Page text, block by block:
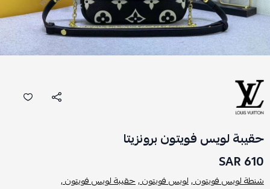
حقيبة لويس فويتون برونزيتا
610 SAR
شنطة لويس فويتون ,لويس فويتون ,حقيبة لويس فويتون ,